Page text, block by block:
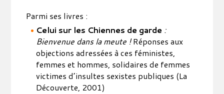
Parmi ses livres :
Celui sur les Chiennes de garde :
Bienvenue dans la meute !Réponses aux
objections adressées à ces féministes,
femmes et hommes, solidaires de femmes
victimes d’insultes sexistes publiques (La
Découverte, 2001)